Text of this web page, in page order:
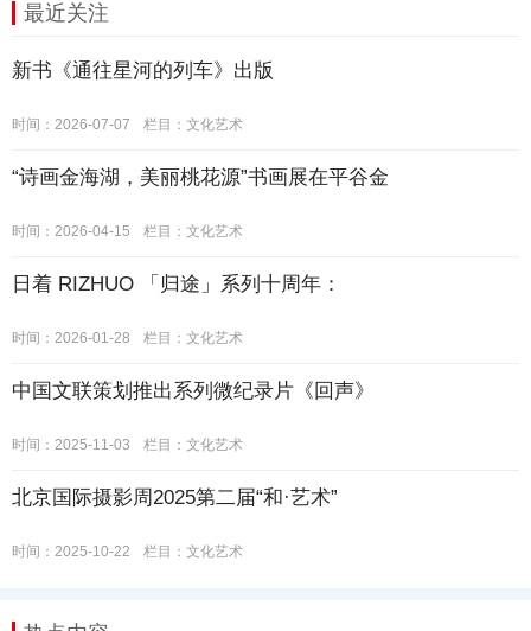
最近关注
新书《通往星河的列车》出版
时间：2026-07-07 栏目： 文化艺术
“诗画金海湖，美丽桃花源”书画展在平谷金
时间：2026-04-15 栏目： 文化艺术
日着 RIZHUO 「归途」系列十周年：
时间：2026-01-28 栏目： 文化艺术
中国文联策划推出系列微纪录片《回声》
时间：2025-11-03 栏目： 文化艺术
北京国际摄影周2025第二届“和·艺术”
时间：2025-10-22 栏目： 文化艺术